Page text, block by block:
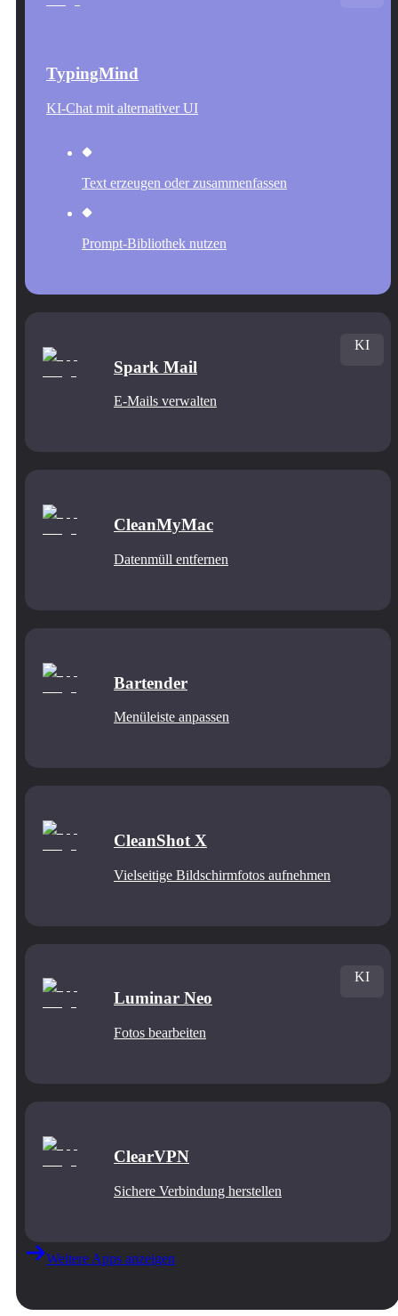
TypingMind
KI-Chat mit alternativer UI
Text erzeugen oder zusammenfassen
Prompt-Bibliothek nutzen
Spark Mail
E-Mails verwalten
KI
CleanMyMac
Datenmüll entfernen
Bartender
Menüleiste anpassen
CleanShot X
Vielseitige Bildschirmfotos aufnehmen
Luminar Neo
Fotos bearbeiten
KI
ClearVPN
Sichere Verbindung herstellen
Weitere Apps anzeigen